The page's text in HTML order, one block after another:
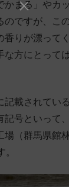
かまる」やカ
のですが、こ
香りが漂って
な方にとって
記載されてい
記号といって
場（群馬県館